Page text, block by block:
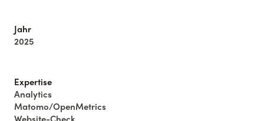
Jahr
2025
Expertise
Analytics
Matomo/OpenMetrics